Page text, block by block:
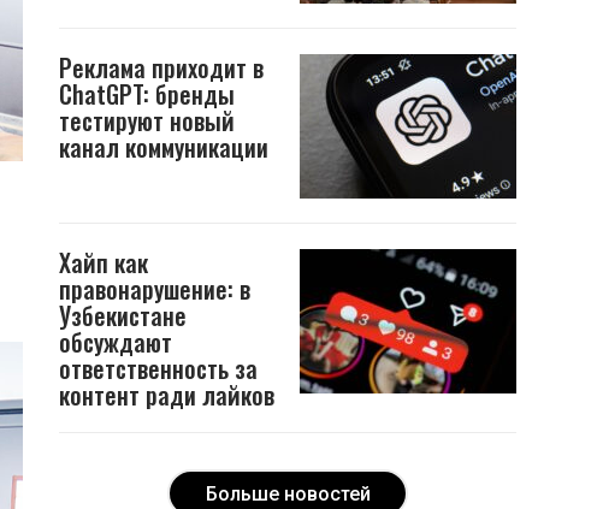
Реклама приходит в
ChatGPT: бренды
тестируют новый
канал коммуникации
Хайп как
правонарушение: в
Узбекистане
обсуждают
ответственность за
контент ради лайков
Больше новостей